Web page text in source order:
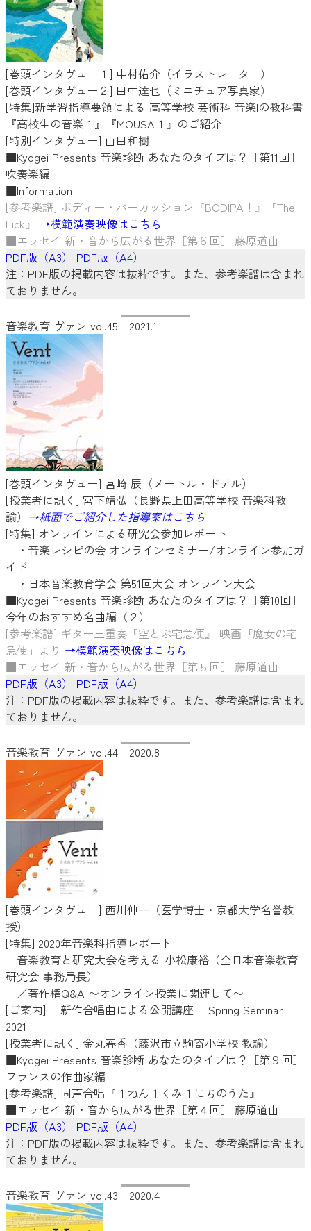
[巻頭インタヴュー１] 中村佑介（イラストレーター）
[巻頭インタヴュー２] 田中達也（ミニチュア写真家）
[特集]新学習指導要領による 高等学校 芸術科 音楽Iの教科書
『高校生の音楽１』『MOUSA１』のご紹介
[特別インタヴュー] 山田和樹
■Kyogei Presents 音楽診断 あなたのタイプは？［第11回］
吹奏楽編
■Information
[参考楽譜] ボディー・パーカッション『BODIPA！』『The
Lick』 →模範演奏映像はこちら
■エッセイ 新・音から広がる世界［第６回］ 藤原道山
PDF版（A3）
PDF版（A4）
注：PDF版の掲載内容は抜粋です。また、参考楽譜は含まれ
ておりません。
音楽教育 ヴァン vol.45 2021.1
[巻頭インタヴュー] 宮崎 辰（メートル・ドテル）
[授業者に訊く] 宮下靖弘（長野県上田高等学校 音楽科教
諭） →紙面でご紹介した指導案はこちら
[特集] オンラインによる研究会参加レポート
・音楽レシピの会 オンラインセミナー/オンライン参加ガ
イド
・日本音楽教育学会 第51回大会 オンライン大会
■Kyogei Presents 音楽診断 あなたのタイプは？［第10回］
今年のおすすめ名曲編（２）
[参考楽譜] ギター三重奏『空とぶ宅急便』 映画「魔女の宅
急便」より →模範演奏映像はこちら
■エッセイ 新・音から広がる世界［第５回］ 藤原道山
PDF版（A3）
PDF版（A4）
注：PDF版の掲載内容は抜粋です。また、参考楽譜は含まれ
ておりません。
音楽教育 ヴァン vol.44 2020.8
[巻頭インタヴュー] 西川伸一（医学博士・京都大学名誉教
授）
[特集] 2020年音楽科指導レポート
音楽教育と研究大会を考える 小松康裕（全日本音楽教育
研究会 事務局長）
／著作権Q&A 〜オンライン授業に関連して〜
[ご案内]— 新作合唱曲による公開講座— Spring Seminar
2021
[授業者に訊く] 金丸春香（藤沢市立駒寄小学校 教諭）
■Kyogei Presents 音楽診断 あなたのタイプは？［第９回］
フランスの作曲家編
[参考楽譜] 同声合唱『１ねん１くみ１にちのうた』
■エッセイ 新・音から広がる世界［第４回］ 藤原道山
PDF版（A3）
PDF版（A4）
注：PDF版の掲載内容は抜粋です。また、参考楽譜は含まれ
ておりません。
音楽教育 ヴァン vol.43 2020.4